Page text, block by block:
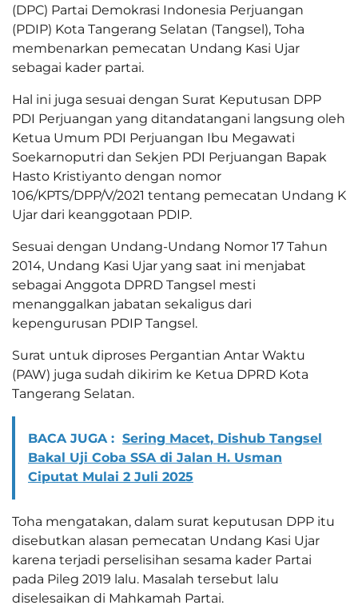
(DPC) Partai Demokrasi Indonesia Perjuangan
(PDIP) Kota Tangerang Selatan (Tangsel), Toha
membenarkan pemecatan Undang Kasi Ujar
sebagai kader partai.
Hal ini juga sesuai dengan Surat Keputusan DPP
PDI Perjuangan yang ditandatangani langsung oleh
Ketua Umum PDI Perjuangan Ibu Megawati
Soekarnoputri dan Sekjen PDI Perjuangan Bapak
Hasto Kristiyanto dengan nomor
106/KPTS/DPP/V/2021 tentang pemecatan Undang K
Ujar dari keanggotaan PDIP.
Sesuai dengan Undang-Undang Nomor 17 Tahun
2014, Undang Kasi Ujar yang saat ini menjabat
sebagai Anggota DPRD Tangsel mesti
menanggalkan jabatan sekaligus dari
kepengurusan PDIP Tangsel.
Surat untuk diproses Pergantian Antar Waktu
(PAW) juga sudah dikirim ke Ketua DPRD Kota
Tangerang Selatan.
BACA JUGA : Sering Macet, Dishub Tangsel
Bakal Uji Coba SSA di Jalan H. Usman
Ciputat Mulai 2 Juli 2025
Toha mengatakan, dalam surat keputusan DPP itu
disebutkan alasan pemecatan Undang Kasi Ujar
karena terjadi perselisihan sesama kader Partai
pada Pileg 2019 lalu. Masalah tersebut lalu
diselesaikan di Mahkamah Partai.